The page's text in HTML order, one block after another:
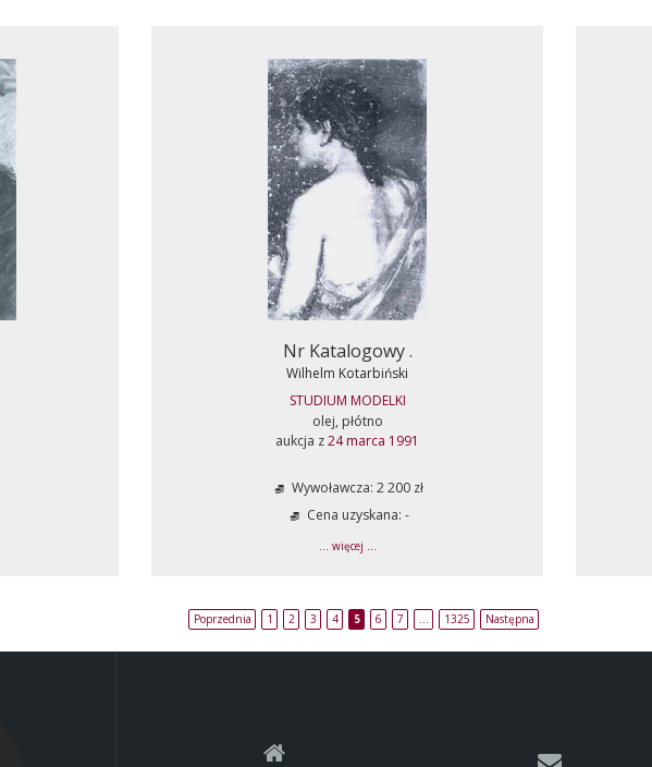
Nr Katalogowy .
Wilhelm Kotarbiński
STUDIUM MODELKI
olej, płótno
aukcja z24 marca 1991
Wywoławcza: 2 200 zł
Cena uzyskana: -
... więcej ...
Poprzednia 1 2 3 4 5 6 7 … 1325 Następna